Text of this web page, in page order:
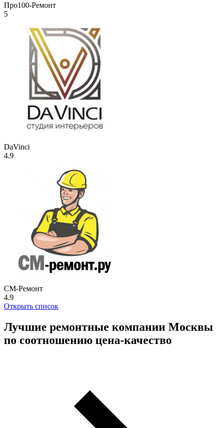
Про100-Ремонт
5
DaVinci
4.9
СМ-Ремонт
4.9
Открыть список
Лучшие ремонтные компании Москвы
по соотношению цена-качество